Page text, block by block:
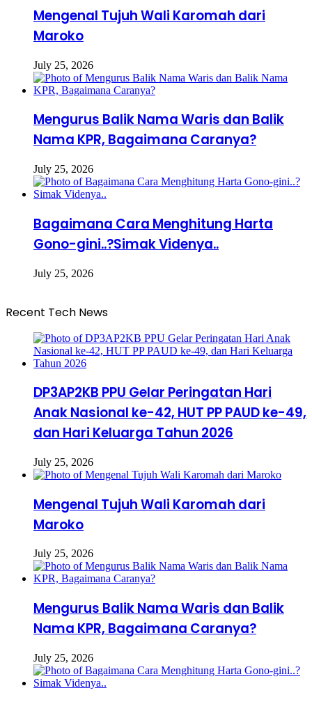
Mengenal Tujuh Wali Karomah dari
Maroko
July 25, 2026
Mengurus Balik Nama Waris dan Balik
Nama KPR, Bagaimana Caranya?
July 25, 2026
Bagaimana Cara Menghitung Harta
Gono-gini..?Simak Videnya..
July 25, 2026
Recent Tech News
DP3AP2KB PPU Gelar Peringatan Hari
Anak Nasional ke-42, HUT PP PAUD ke-49,
dan Hari Keluarga Tahun 2026
July 25, 2026
Mengenal Tujuh Wali Karomah dari
Maroko
July 25, 2026
Mengurus Balik Nama Waris dan Balik
Nama KPR, Bagaimana Caranya?
July 25, 2026